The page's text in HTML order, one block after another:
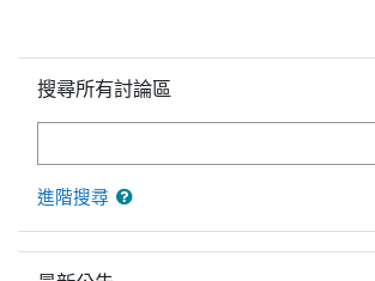
搜尋所有討論區
進階搜尋